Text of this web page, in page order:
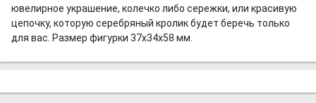
ювелирное украшение, колечко либо сережки, или красивую
цепочку, которую серебряный кролик будет беречь только
для вас. Размер фигурки 37х34х58 мм.